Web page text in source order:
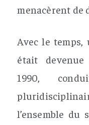
menacèrent de
Avec le temps,
était devenue
1990,
l’ensemble du